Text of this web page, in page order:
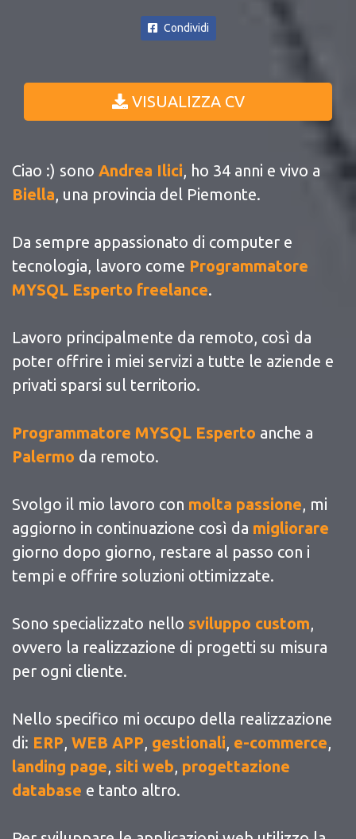
Condividi
VISUALIZZA CV
Ciao :) sono Andrea Ilici, ho 34 anni e vivo a
Biella, una provincia del Piemonte.
Da sempre appassionato di computer e
tecnologia, lavoro come Programmatore
MYSQL Esperto freelance.
Lavoro principalmente da remoto, così da
poter offrire i miei servizi a tutte le aziende e
privati sparsi sul territorio.
Programmatore MYSQL Esperto anche a
Palermo da remoto.
Svolgo il mio lavoro con molta passione, mi
aggiorno in continuazione così da migliorare
giorno dopo giorno, restare al passo con i
tempi e offrire soluzioni ottimizzate.
Sono specializzato nello sviluppo custom,
ovvero la realizzazione di progetti su misura
per ogni cliente.
Nello specifico mi occupo della realizzazione
di: ERP, WEB APP, gestionali, e-commerce,
landing page, siti web, progettazione
database e tanto altro.